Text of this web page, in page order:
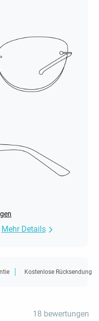
Mehr Details
Kostenlose Rücksendung
18 bewertungen